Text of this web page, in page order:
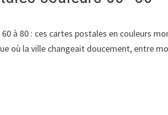
à 80 : ces cartes postales en couleurs
où la ville changeait doucement, entre